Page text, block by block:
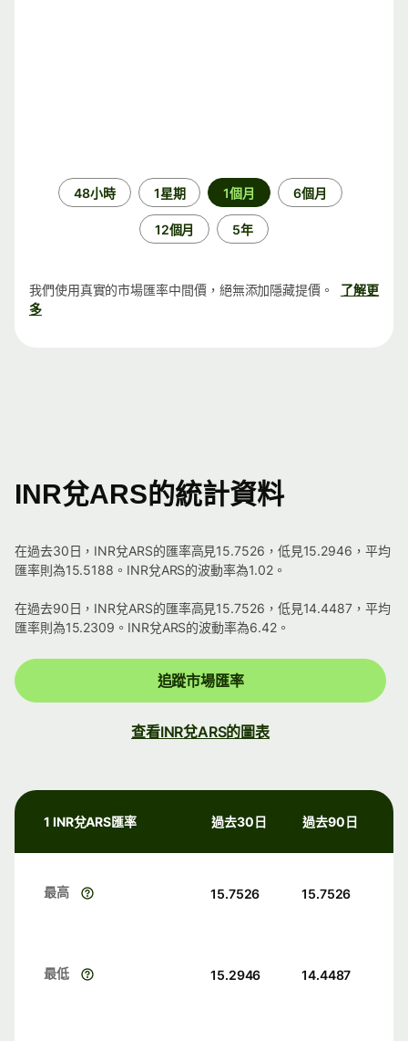
48小時 1星期 1個月 6個月
12個月 5年
我們使用真實的市場匯率中間價，絕無添加隱藏提價。
了解更
多
INR兌ARS的統計資料
在過去30日，INR兌ARS的匯率高見15.7526，低見15.2946，平均
匯率則為15.5188。INR兌ARS的波動率為1.02。
在過去90日，INR兌ARS的匯率高見15.7526，低見14.4487，平均
匯率則為15.2309。INR兌ARS的波動率為6.42。
追蹤市場匯率
查看INR兌ARS的圖表
1 INR兌ARS匯率 過去30日 過去90日
最高 15.7526 15.7526
最低 15.2946 14.4487